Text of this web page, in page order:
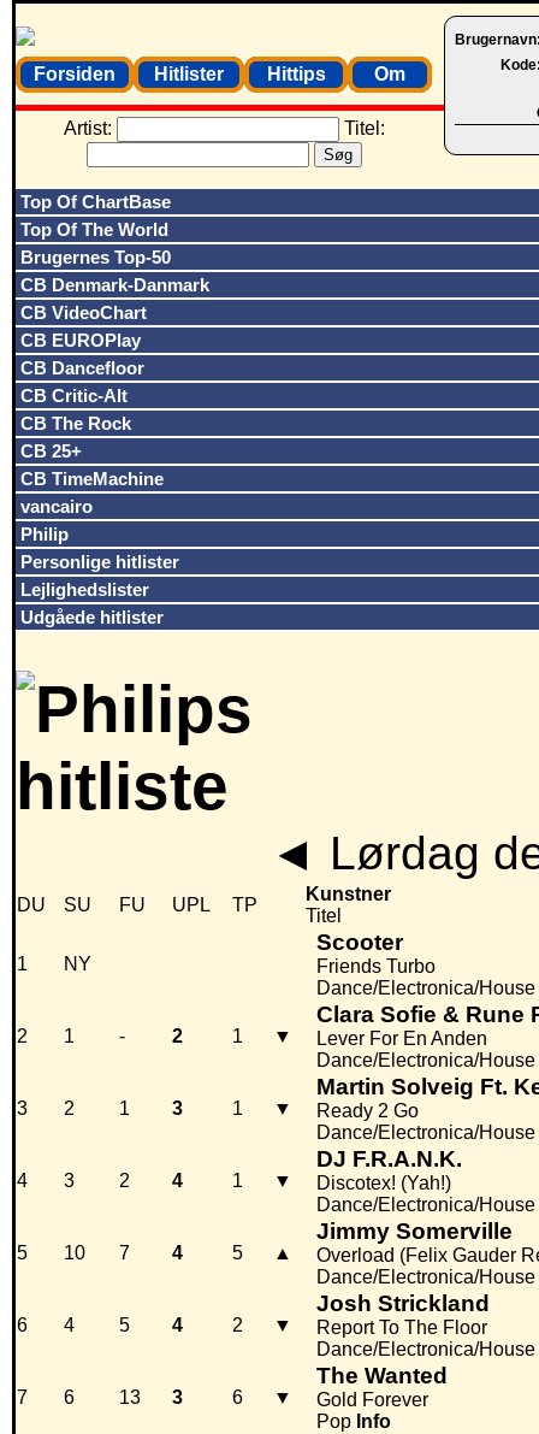
Forsiden Hitlister Hittips Om
Artist: Titel:
Top Of ChartBase
Top Of The World
Brugernes Top-50
CB Denmark-Danmark
CB VideoChart
CB EUROPlay
CB Dancefloor
CB Critic-Alt
CB The Rock
CB 25+
CB TimeMachine
vancairo
Philip
Personlige hitlister
Lejlighedslister
Udgåede hitlister
◄ Lørdag
DU SU FU UPL TP
Kunstner
Titel
1 NY
Scooter
Friends Turbo
Dance/Electronica/House
2 1 - 2 1 ▼
Clara Sofie & Rune
Lever For En Anden
Dance/Electronica/House
3 2 1 3 1 ▼
Martin Solveig Ft.
Ready 2 Go
Dance/Electronica/House
4 3 2 4 1 ▼
DJ F.R.A.N.K.
Discotex! (Yah!)
Dance/Electronica/House
5 10 7 4 5 ▲
Jimmy Somerville
Overload (Felix Gauder
Dance/Electronica/House
6 4 5 4 2 ▼
Josh Strickland
Report To The Floor
Dance/Electronica/House
7 6 13 3 6 ▼
The Wanted
Gold Forever
Pop Info